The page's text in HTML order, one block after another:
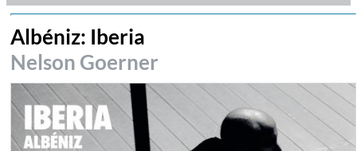
Albéniz: Iberia
Nelson Goerner